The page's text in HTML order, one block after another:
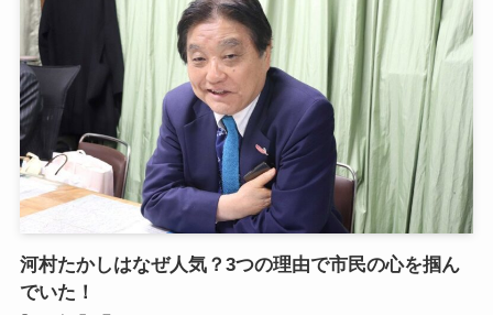
河村たかしはなぜ人気？3つの理由で市民の心を掴ん
でいた！